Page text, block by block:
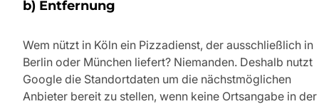
b) Entfernung
Wem nützt in Köln ein Pizzadienst, der ausschließlich in
Berlin oder München liefert? Niemanden. Deshalb nutzt
Google die Standortdaten um die nächstmöglichen
Anbieter bereit zu stellen, wenn keine Ortsangabe in der